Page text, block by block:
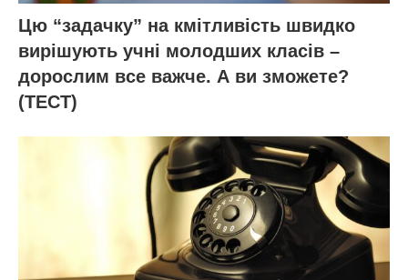
Цю “задачку” на кмітливість швидко
вирішують учні молодших класів –
дорослим все важче. А ви зможете?
(ТЕСТ)